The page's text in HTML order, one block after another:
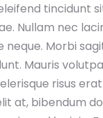
tincidunt
Nullam nec
Morbi
Mauris
risus
at, bibendum